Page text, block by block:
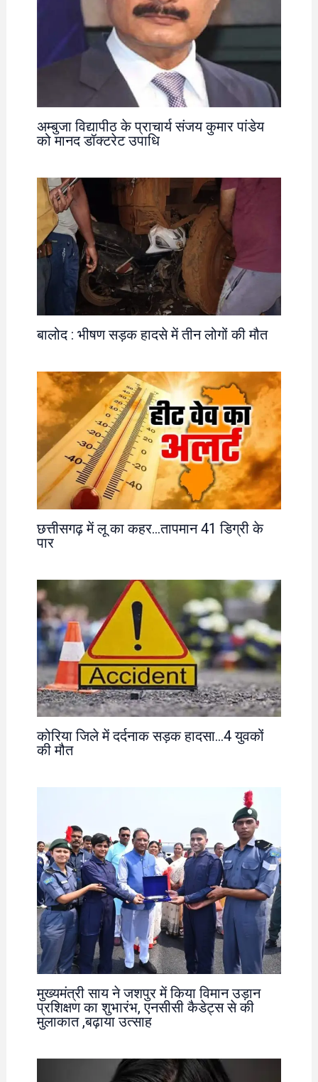
अम्बुजा विद्यापीठ के प्राचार्य संजय कुमार पांडेय
को मानद डॉक्टरेट उपाधि
बालोद : भीषण सड़क हादसे में तीन लोगों की मौत
छत्तीसगढ़ में लू का कहर…तापमान 41 डिग्री के
पार
कोरिया जिले में दर्दनाक सड़क हादसा…4 युवकों
की मौत
मुख्यमंत्री साय ने जशपुर में किया विमान उड़ान
प्रशिक्षण का शुभारंभ, एनसीसी कैडेट्स से की
मुलाकात ,बढ़ाया उत्साह